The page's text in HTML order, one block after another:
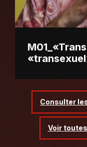
Consulter
Voir